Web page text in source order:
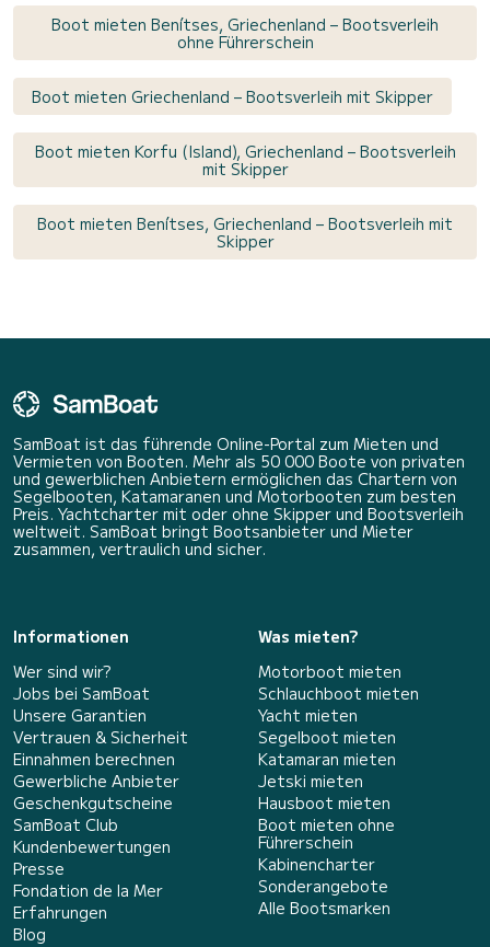
Boot mieten Benítses, Griechenland – Bootsverleih
ohne Führerschein
Boot mieten Griechenland – Bootsverleih mit Skipper
Boot mieten Korfu (Island), Griechenland – Bootsverleih
mit Skipper
Boot mieten Benítses, Griechenland – Bootsverleih mit
Skipper
SamBoat ist das führende Online-Portal zum Mieten und
Vermieten von Booten. Mehr als 50 000 Boote von privaten
und gewerblichen Anbietern ermöglichen das Chartern von
Segelbooten, Katamaranen und Motorbooten zum besten
Preis. Yachtcharter mit oder ohne Skipper und Bootsverleih
weltweit. SamBoat bringt Bootsanbieter und Mieter
zusammen, vertraulich und sicher.
Informationen
Wer sind wir?
Jobs bei SamBoat
Unsere Garantien
Vertrauen & Sicherheit
Einnahmen berechnen
Gewerbliche Anbieter
Geschenkgutscheine
SamBoat Club
Kundenbewertungen
Presse
Fondation de la Mer
Erfahrungen
Blog
Was mieten?
Motorboot mieten
Schlauchboot mieten
Yacht mieten
Segelboot mieten
Katamaran mieten
Jetski mieten
Hausboot mieten
Boot mieten ohne
Führerschein
Kabinencharter
Sonderangebote
Alle Bootsmarken